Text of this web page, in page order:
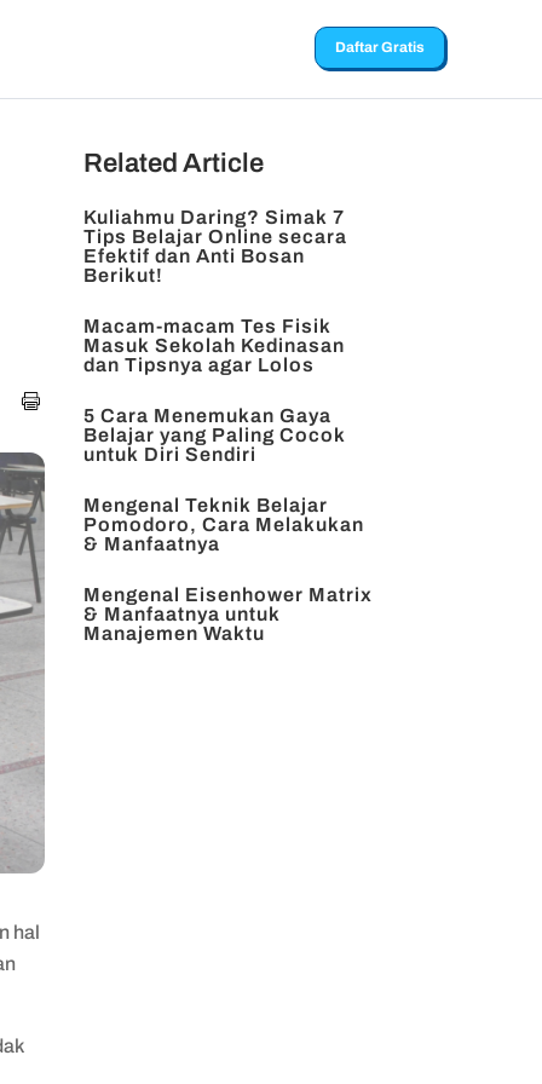
Daftar Gratis
hal
Related Article
Kuliahmu Daring? Simak 7
Tips Belajar Online secara
Efektif dan Anti Bosan
Berikut!
Macam-macam Tes Fisik
Masuk Sekolah Kedinasan
dan Tipsnya agar Lolos
5 Cara Menemukan Gaya
Belajar yang Paling Cocok
untuk Diri Sendiri
Mengenal Teknik Belajar
Pomodoro, Cara Melakukan
& Manfaatnya
Mengenal Eisenhower Matrix
& Manfaatnya untuk
Manajemen Waktu